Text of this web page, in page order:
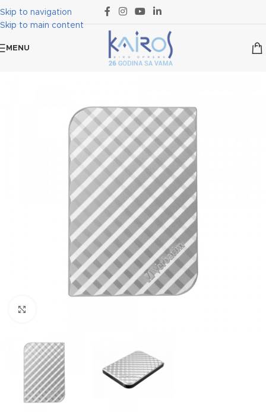
Skip to navigation
Skip to main content
MENU